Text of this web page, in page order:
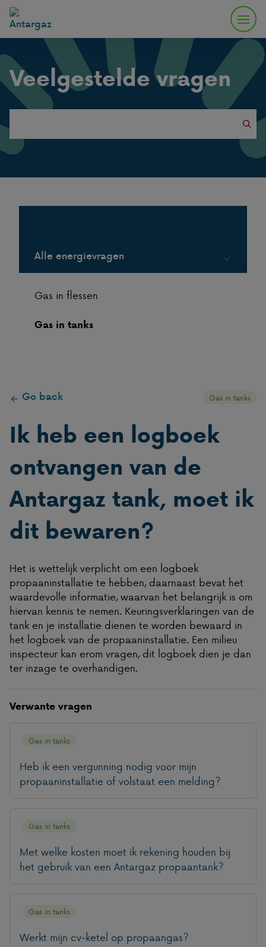
Veelgestelde vragen
this
website
Alle energievragen
Gas in flessen
Gas in tanks
Go back Gas in tanks
Ik heb een logboek
ontvangen van de
Antargaz tank, moet ik
dit bewaren?
Het is wettelijk verplicht om een logboek
propaaninstallatie te hebben, daarnaast bevat het
waardevolle informatie, waarvan het belangrijk is om
hiervan kennis te nemen. Keuringsverklaringen van de
tank en je installatie dienen te worden bewaard in
het logboek van de propaaninstallatie. Een milieu
inspecteur kan erom vragen, dit logboek dien je dan
ter inzage te overhandigen.
Verwante vragen
Heb ik een vergunning nodig voor mijn
propaaninstallatie of volstaat een melding?
Gas in tanks
Met welke kosten moet ik rekening houden bij
het gebruik van een Antargaz propaantank?
Gas in tanks
Werkt mijn cv-ketel op propaangas?
Gas in tanks